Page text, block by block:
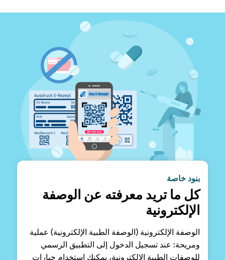
بنود خاصة
كل ما تريد معرفته عن الوصفة
الإلكترونية
الوصفة الإلكترونية (الوصفة الطبية الإلكترونية) عملية
ومريحة: عند تسجيل الدخول إلى التطبيق الرسمي
للوصفات الطبية الإلكترونية، يمكنك استخدام خيارات